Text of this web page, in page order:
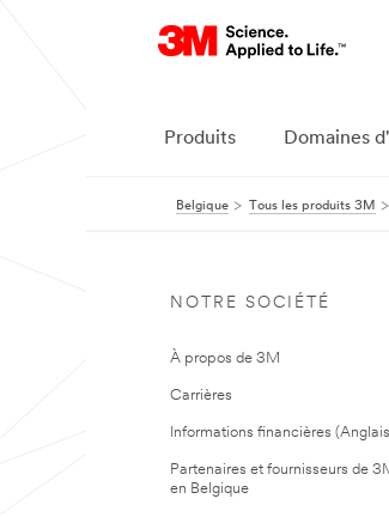
Produits Domaines
Belgique Tous les produits 3M
NOTRE SOCIÉTÉ
À propos de 3M
Carrières
Informations financières
Partenaires et fournisseurs de
en Belgique